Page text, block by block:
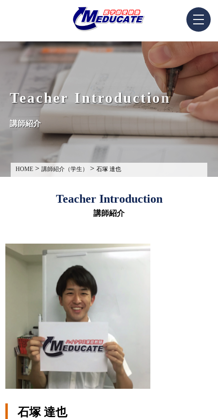
Teacher Introduction
講師紹介
HOME >講師紹介（学生） >石塚 達也
Teacher Introduction
講師紹介
石塚 達也